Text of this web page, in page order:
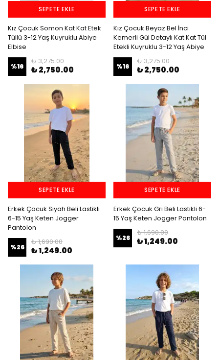
SEPETE EKLE
Kız Çocuk Somon Kat Kat Etek
Tüllü 3-12 Yaş Kuyruklu Abiye
Elbise
%16
₺ 3,275.00
₺ 2,750.00
SEPETE EKLE
Kız Çocuk Beyaz Bel İnci
Kemerli Gül Detaylı Kat Kat Tül
Etekli Kuyruklu 3-12 Yaş Abiye
%16
₺ 3,275.00
₺ 2,750.00
SEPETE EKLE
Erkek Çocuk Siyah Beli Lastikli
6-15 Yaş Keten Jogger
Pantolon
%26
₺ 1,690.00
₺ 1,249.00
SEPETE EKLE
Erkek Çocuk Gri Beli Lastikli 6-
15 Yaş Keten Jogger Pantolon
%26
₺ 1,690.00
₺ 1,249.00